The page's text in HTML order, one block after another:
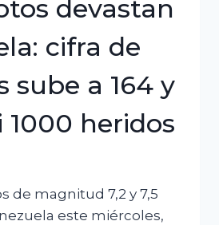
devastan
cifra de
sube a 164 y
1000 heridos
de magnitud 7,2 y 7,5
este miércoles,